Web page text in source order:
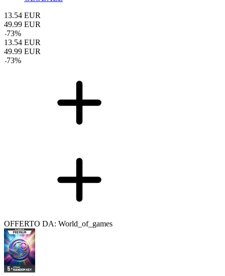
13.54 EUR
49.99 EUR
-73%
13.54 EUR
49.99 EUR
-73%
OFFERTO DA: World_of_games